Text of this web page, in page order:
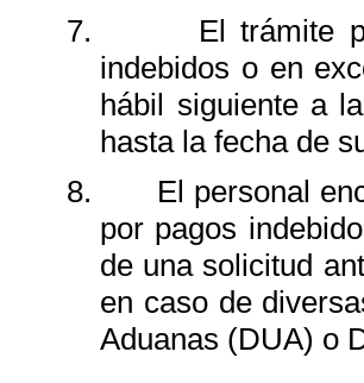
7.
El trámite
indebidos o en
hábil siguiente a
hasta la fecha de
8.
El personal
por pagos
de una solicitud
en caso de
Aduanas (DUA) o